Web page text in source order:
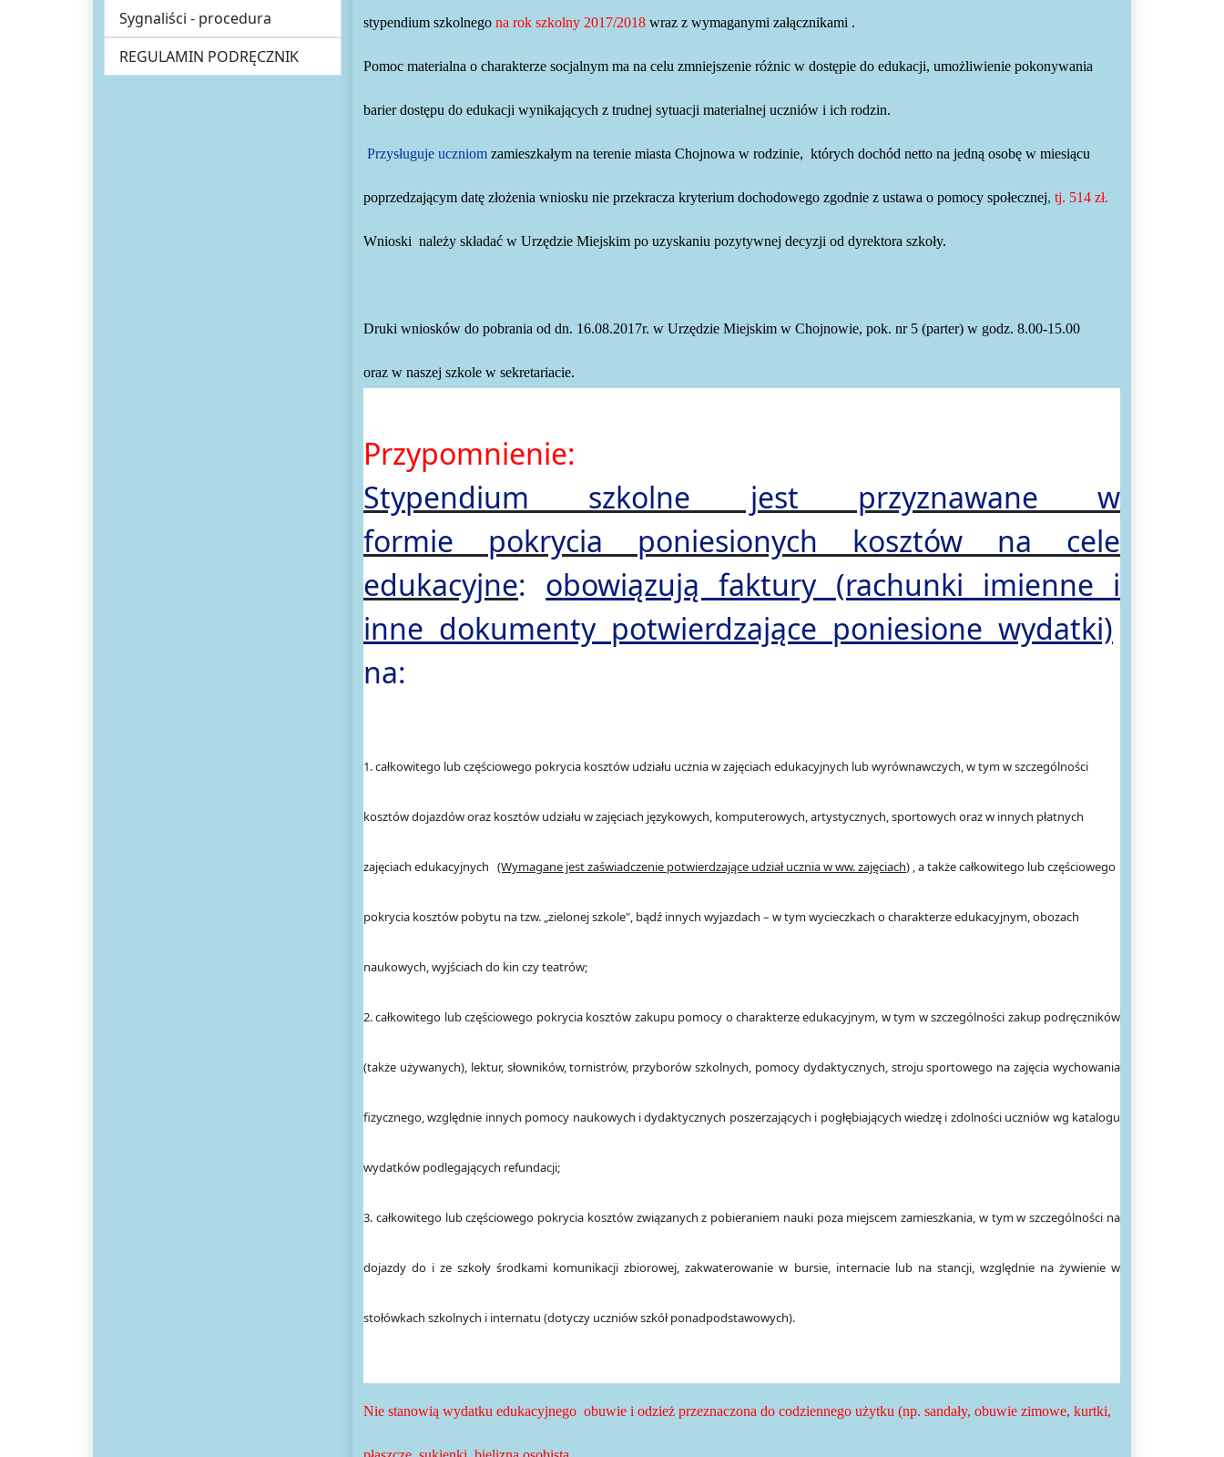
Sygnaliści - procedura
REGULAMIN PODRĘCZNIK
stypendium szkolnego na rok szkolny 2017/2018 wraz z wymaganymi załącznikami .
Pomoc materialna o charakterze socjalnym ma na celu zmniejszenie różnic w dostępie do edukacji, umożliwienie pokonywania
barier dostępu do edukacji wynikających z trudnej sytuacji materialnej uczniów i ich rodzin.
Przysługuje uczniom zamieszkałym na terenie miasta Chojnowa w rodzinie, których dochód netto na jedną osobę w miesiącu
poprzedzającym datę złożenia wniosku nie przekracza kryterium dochodowego zgodnie z ustawa o pomocy społecznej, tj. 514 zł.
Wnioski należy składać w Urzędzie Miejskim po uzyskaniu pozytywnej decyzji od dyrektora szkoły.
Druki wniosków do pobrania od dn. 16.08.2017r. w Urzędzie Miejskim w Chojnowie, pok. nr 5 (parter) w godz. 8.00-15.00
oraz w naszej szkole w sekretariacie.
Przypomnienie:
Stypendium szkolne jest przyznawane w
formie pokrycia poniesionych kosztów na cele
edukacyjne: obowiązują faktury (rachunki imienne i
inne dokumenty potwierdzające poniesione wydatki)
na:
1. całkowitego lub częściowego pokrycia kosztów udziału ucznia w zajęciach edukacyjnych lub wyrównawczych, w tym w szczególności
kosztów dojazdów oraz kosztów udziału w zajęciach językowych, komputerowych, artystycznych, sportowych oraz w innych płatnych
zajęciach edukacyjnych (Wymagane jest zaświadczenie potwierdzające udział ucznia w ww. zajęciach) , a także całkowitego lub częściowego
pokrycia kosztów pobytu na tzw. „zielonej szkole", bądź innych wyjazdach – w tym wycieczkach o charakterze edukacyjnym, obozach
naukowych, wyjściach do kin czy teatrów;
2. całkowitego lub częściowego pokrycia kosztów zakupu pomocy o charakterze edukacyjnym, w tym w szczególności zakup podręczników
(także używanych), lektur, słowników, tornistrów, przyborów szkolnych, pomocy dydaktycznych, stroju sportowego na zajęcia wychowania
fizycznego, względnie innych pomocy naukowych i dydaktycznych poszerzających i pogłębiających wiedzę i zdolności uczniów wg katalogu
wydatków podlegających refundacji;
3. całkowitego lub częściowego pokrycia kosztów związanych z pobieraniem nauki poza miejscem zamieszkania, w tym w szczególności na
dojazdy do i ze szkoły środkami komunikacji zbiorowej, zakwaterowanie w bursie, internacie lub na stancji, względnie na żywienie w
stołówkach szkolnych i internatu (dotyczy uczniów szkół ponadpodstawowych).
Nie stanowią wydatku edukacyjnego obuwie i odzież przeznaczona do codziennego użytku (np. sandały, obuwie zimowe, kurtki,